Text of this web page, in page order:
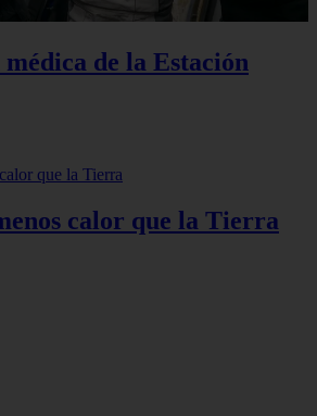
de la Estación
calor que la Tierra